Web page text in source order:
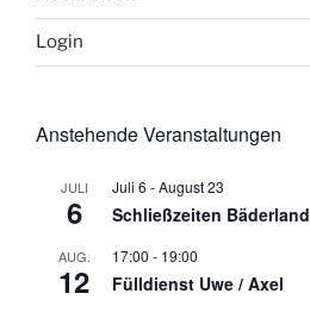
Login
Anstehende Veranstaltungen
JULI
6
Juli 6 -August 23
Schließzeiten Bäderland
AUG.
12
17:00 - 19:00
Fülldienst Uwe / Axel